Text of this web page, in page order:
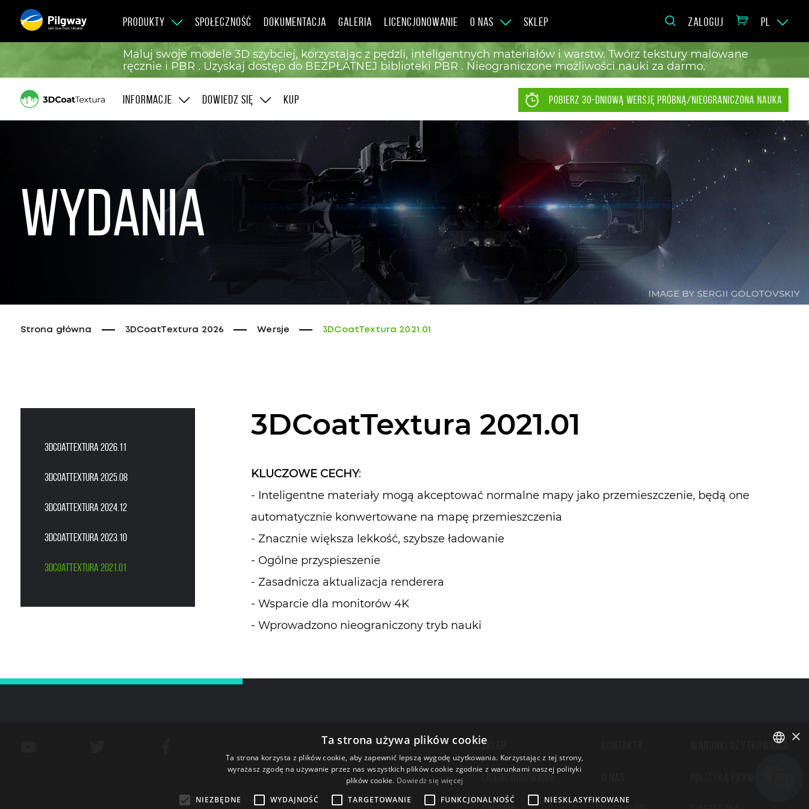
with love from Ukraine
PRODUKTY SPOŁECZNOŚĆ DOKUMENTACJA GALERIA LICENCJONOWANIE O NAS SKLEP ZALOGUJ PL
Maluj swoje modele 3D szybciej, korzystając z pędzli, inteligentnych materiałów i warstw. Twórz tekstury malowane
ręcznie i PBR . Uzyskaj dostęp do BEZPŁATNEJ biblioteki PBR . Nieograniczone możliwości nauki za darmo.
INFORMACJE DOWIEDZ SIĘ KUP POBIERZ 30-DNIOWĄ WERSJĘ PRÓBNĄ/NIEOGRANICZONA NAUKA
IMAGE BY SERGII GOLOTOVSKIY
Wydania
Strona główna 3DCoatTextura 2026 Wersje 3DCoatTextura 2021.01
3DCoatTextura 2026.11
3DCoatTextura 2025.08
3DCoatTextura 2024.12
3DCoatTextura 2023.10
3DCoatTextura 2021.01
3DCoatTextura 2021.01
KLUCZOWE CECHY:
- Inteligentne materiały mogą akceptować normalne mapy jako przemieszczenie, będą one
automatycznie konwertowane na mapę przemieszczenia
- Znacznie większa lekkość, szybsze ładowanie
- Ogólne przyspieszenie
- Zasadnicza aktualizacja renderera
- Wsparcie dla monitorów 4K
- Wprowadzono nieograniczony tryb nauki
SKLEP
LICENCJONOWANIE
WARUNKI UŻYTKOWANIA ×
Ta strona używa plików cookie
Ta strona korzysta z plików cookie, aby zapewnić lepszą wygodę użytkowania. Korzystając z tej strony,
wyrażasz zgodę na używanie przez nas wszystkich plików cookie zgodnie z warunkami naszej polityki
plików cookie. Dowiedz się więcej
NIEZBĘDNE
WYDAJNOŚĆ TARGETOWANIE FUNKCJONALNOŚĆ NIESKLASYFIKOWANE